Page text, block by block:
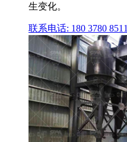
生变化。
联系电话: 180 3780 8511